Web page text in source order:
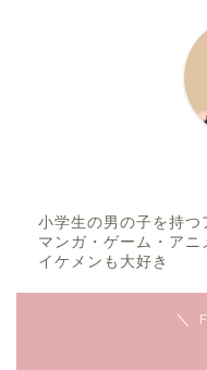
小学生の男の子を持つ
マンガ・ゲーム・ア
イケメンも大好き
＼